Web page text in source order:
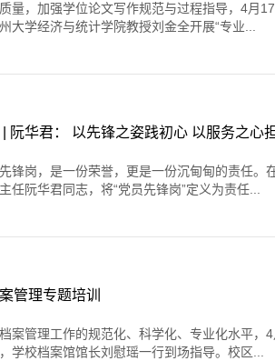
量，加强学位论文写作规范与过程指导，4月
大学经济与统计学院教授刘金全开展“专业...
阮华君： 以先锋之姿践初心 以服务之心
先锋岗，是一份荣誉，更是一份沉甸甸的责任。
任阮华君同志，将“党员先锋岗”定义为责任...
管理专题培训
案管理工作的规范化、科学化、专业化水平，
学校档案馆馆长刘慰瑶一行到场指导。校区...